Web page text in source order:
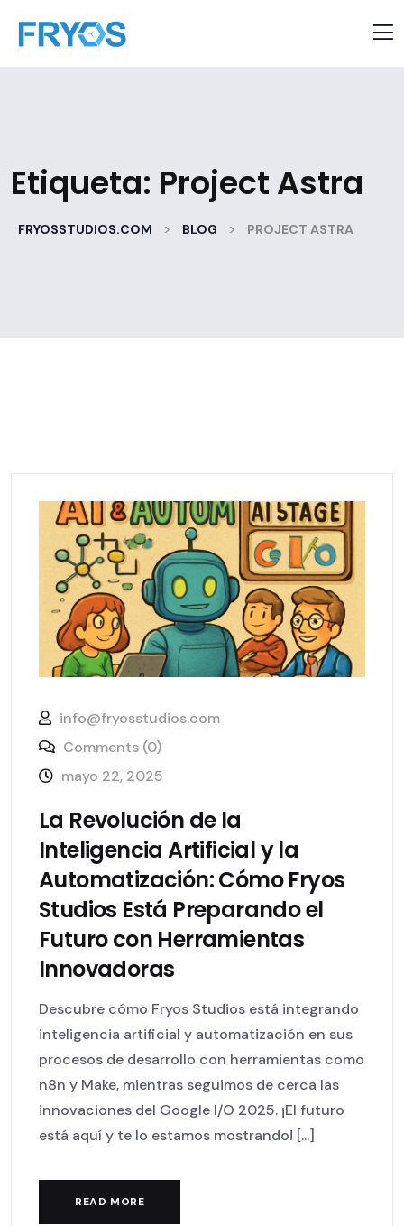
Etiqueta: Project Astra
FRYOSSTUDIOS.COM > BLOG > PROJECT ASTRA
info@fryosstudios.com
Comments (0)
mayo 22, 2025
La Revolución de la
Inteligencia Artificial y la
Automatización: Cómo Fryos
Studios Está Preparando el
Futuro con Herramientas
Innovadoras
Descubre cómo Fryos Studios está integrando
inteligencia artificial y automatización en sus
procesos de desarrollo con herramientas como
n8n y Make, mientras seguimos de cerca las
innovaciones del Google I/O 2025. ¡El futuro
está aquí y te lo estamos mostrando! [...]
READ MORE